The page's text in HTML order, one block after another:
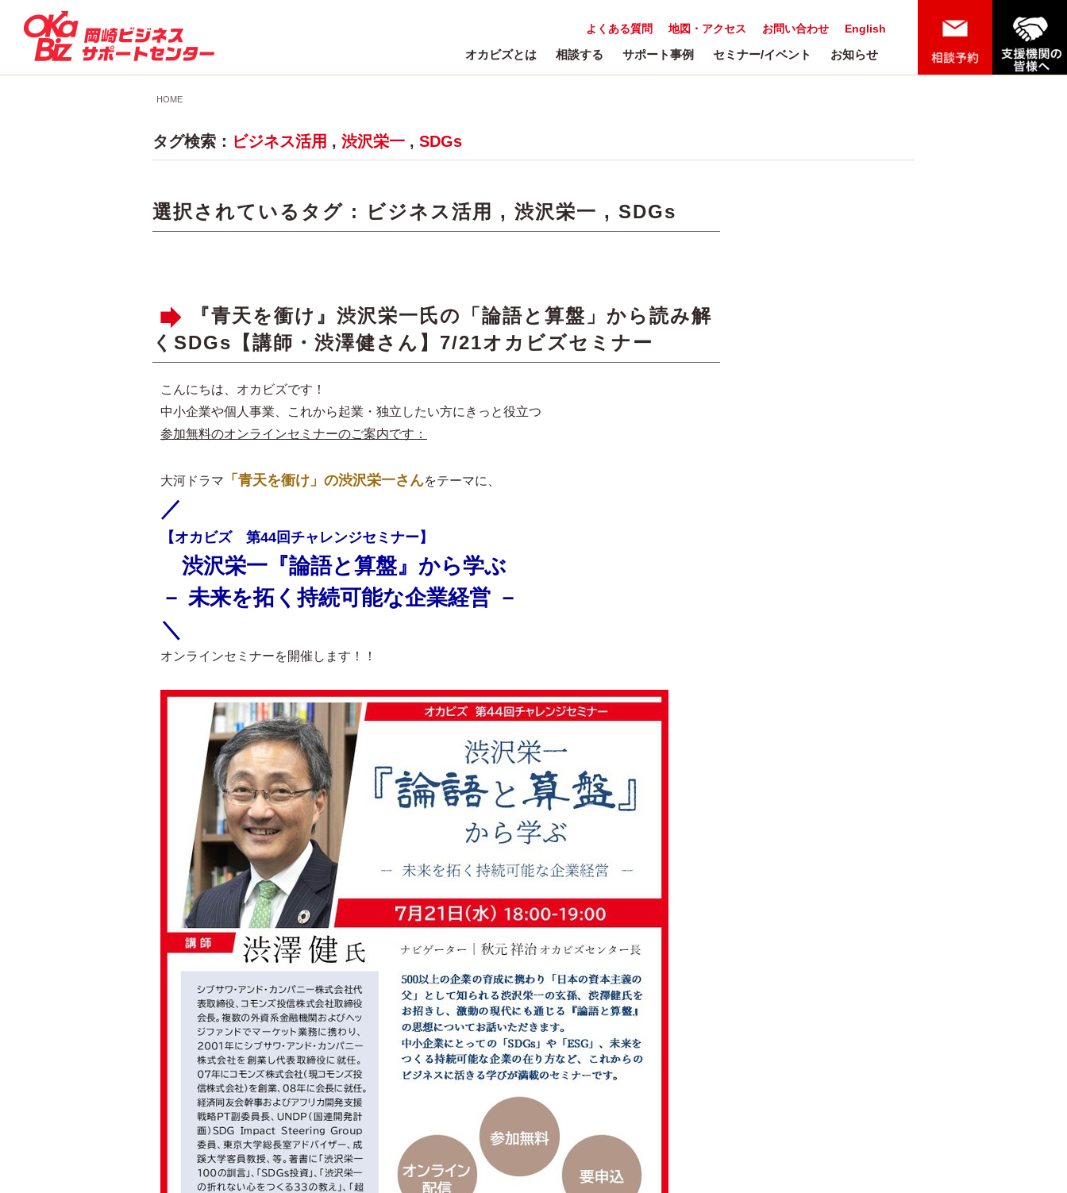
English
お問い合わせ
地図・アクセス
よくある質問
オカビズとは 相談する サポート事例 セミナー/イベント お知らせ
HOME
タグ検索： ビジネス活用 , 渋沢栄一 , SDGs
選択されているタグ : ビジネス活用 , 渋沢栄一 , SDGs
『青天を衝け』渋沢栄一氏の「論語と算盤」から読み解
くSDGs【講師・渋澤健さん】7/21オカビズセミナー
こんにちは、オカビズです！
中小企業や個人事業、これから起業・独立したい方にきっと役立つ
参加無料のオンラインセミナーのご案内です：
大河ドラマ 「青天を衝け」の渋沢栄一さんをテーマに、
／
【オカビズ 第44回チャレンジセミナー】
渋沢栄一『論語と算盤』から学ぶ
－ 未来を拓く持続可能な企業経営 －
＼
オンラインセミナーを開催します！！